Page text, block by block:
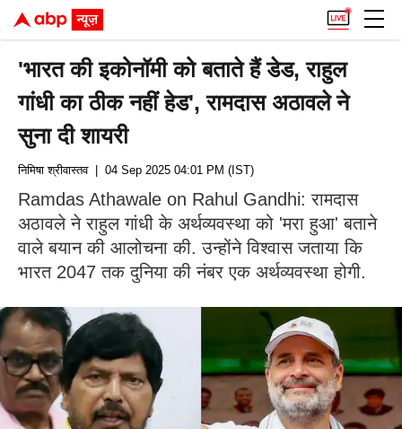
'भारत की इकोनॉमी को बताते हैं डेड, राहुल
गांधी का ठीक नहीं हेड', रामदास अठावले ने
सुना दी शायरी
निमिषा श्रीवास्तव| 04 Sep 2025 04:01 PM (IST)
Ramdas Athawale on Rahul Gandhi: रामदास
अठावले ने राहुल गांधी के अर्थव्यवस्था को 'मरा हुआ' बताने
वाले बयान की आलोचना की. उन्होंने विश्वास जताया कि
भारत 2047 तक दुनिया की नंबर एक अर्थव्यवस्था होगी.